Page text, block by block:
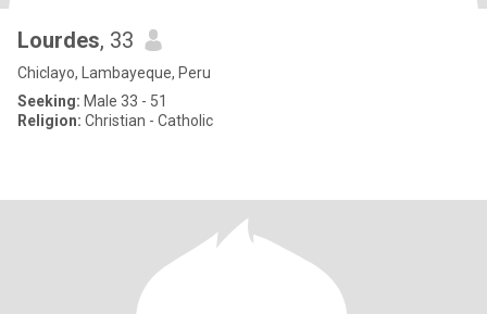
Lourdes, 33
Chiclayo, Lambayeque, Peru
Seeking: Male 33 - 51
Religion: Christian - Catholic